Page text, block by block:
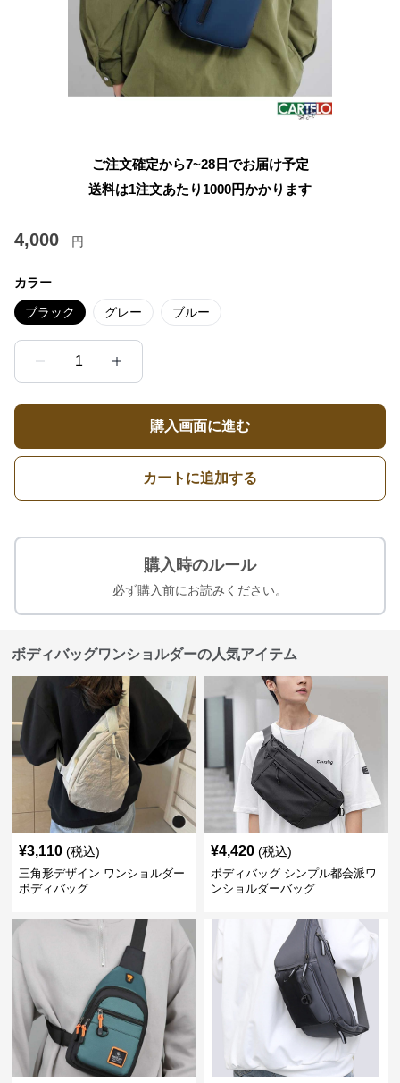
ご注文確定から7~28日でお届け予定
送料は1注文あたり 1000円かかります
4,000 円
カラー
ブラック グレー ブルー
1
購入画面に進む
カートに追加する
購入時のルール
必ず購入前にお読みください。
ボディバッグワンショルダーの人気アイテム
¥3,110 (税込)
三角形デザイン ワンショルダー
ボディバッグ
¥4,420 (税込)
ボディバッグ シンプル都会派ワ
ンショルダーバッグ